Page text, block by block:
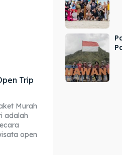
Trip
Murah
adalah
open